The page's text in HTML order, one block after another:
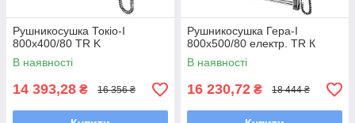
Рушникосушка Токіо-І
800х400/80 TR K
В наявності
14 393,28 ₴ 16 356 ₴
Рушникосушка Гера-I
800х500/80 електр. TR К
В наявності
16 230,72 ₴ 18 444 ₴